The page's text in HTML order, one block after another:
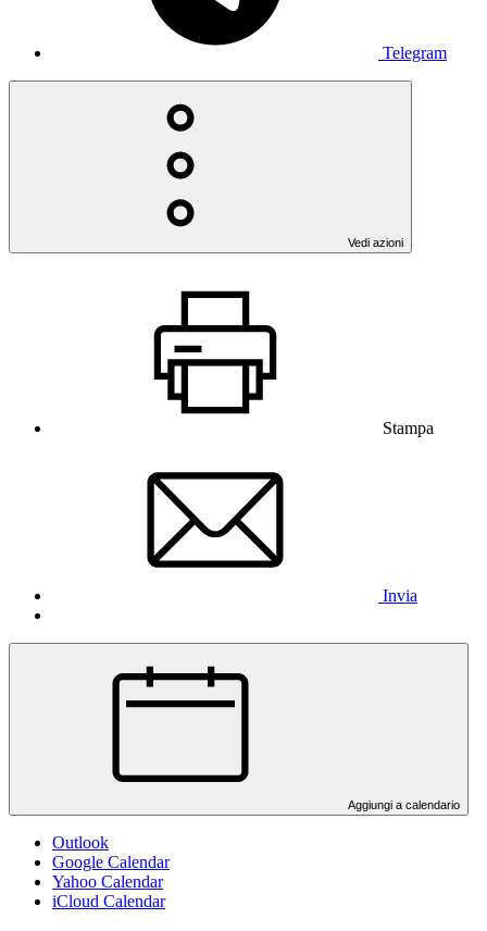
Telegram
Vedi azioni
Stampa
Invia
Aggiungi a calendario
Outlook
Google Calendar
Yahoo Calendar
iCloud Calendar